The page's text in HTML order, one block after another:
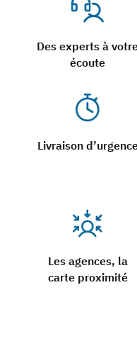
Des experts à
écoute
Livraison
Les agences, la
carte proximité